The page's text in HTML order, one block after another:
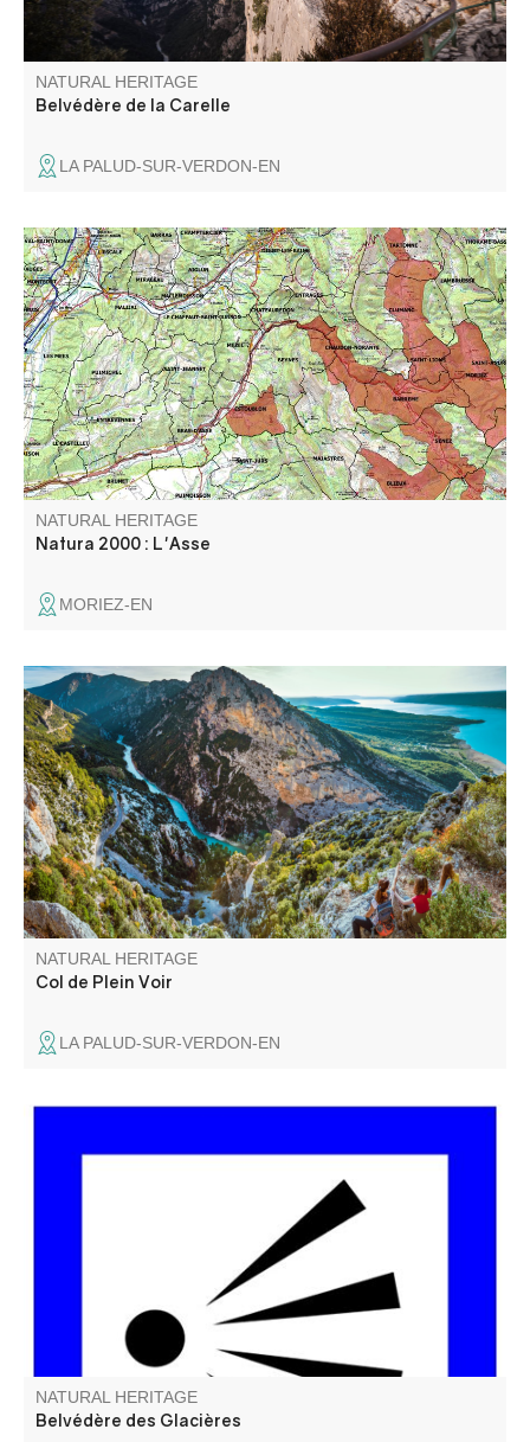
NATURAL HERITAGE
Belvédère de la Carelle
LA PALUD-SUR-VERDON-EN
Le site de l’Asse comporte une caractéristique principale :
la partie amont comprend les terres agricoles alors que le
périmètre en aval de la clue de Chabrières ne concentre
que le lit de la rivière ainsi que sa ripisylve.
NATURAL HERITAGE
Natura 2000 : L'Asse
MORIEZ-EN
The Col de Plein Voir, at an altitude of 1168m, offers a
magnificent panoramic view of the end of the canyon and
Lac de Sainte-Croix. Access to the pass has to be earned,
but it's well worth the effort!
NATURAL HERITAGE
Col de Plein Voir
LA PALUD-SUR-VERDON-EN
Le belvédère des Glacières s’appelle ainsi car il y avait
des trous dans lesquelles la glace naturelle était
conservée pour l’usage domestique (avant l’arrivée de
NATURAL HERITAGE
Belvédère des Glacières